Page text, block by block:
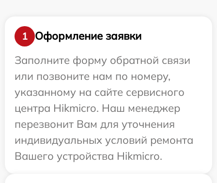
1
Оформление заявки
Заполните форму обратной связи
или позвоните нам по номеру,
указанному на сайте сервисного
центра Hikmicro. Наш менеджер
перезвонит Вам для уточнения
индивидуальных условий ремонта
Вашего устройства Hikmicro.